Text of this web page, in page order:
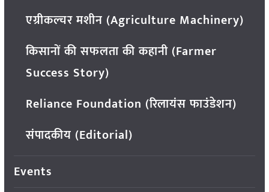
एग्रीकल्चर मशीन (Agriculture Machinery)
किसानों की सफलता की कहानी (Farmer
Success Story)
Reliance Foundation (रिलायंस फाउंडेशन)
संपादकीय (Editorial)
Events